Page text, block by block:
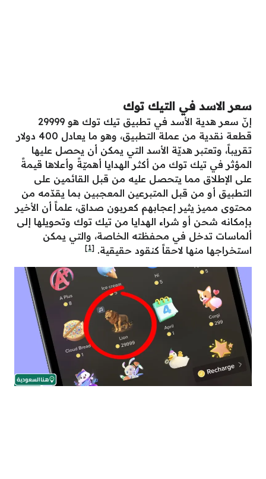
سعر الاسد في التيك توك
إنّ سعر هدية الأسد في تطبيق تيك توك هو 29999
قطعة نقدية من عملة التطبيق، وهو ما يعادل 400 دولار
تقريباً، وتعتبر هديّة الأسد التي يمكن أن يحصل عليها
المؤثر في تيك توك من أكثر الهدايا أهميّةً وأعلاها قيمةً
على الإطلاق مما يتحصل عليه من قبل القائمين على
التطبيق أو من قبل المتبرعين المعجبين بما يقدّمه من
محتوى مميز يثير إعجابهم كعربون صداق، علماً أن الأخير
بإمكانه شحن أو شراء الهدايا من تيك توك وتحويلها إلى
ألماسات تدخل في محفظته الخاصة، والتي يمكن
استخراجها منها لاحقاً كنقود حقيقية. [1]